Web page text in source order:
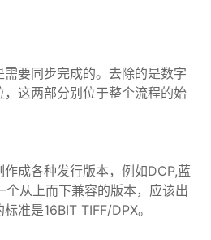
要同步完成的。去除的是数字
这两部分别位于整个流程的始
成各种发行版本，例如DCP,蓝
个从上而下兼容的版本，应该出
准是16BIT TIFF/DPX。